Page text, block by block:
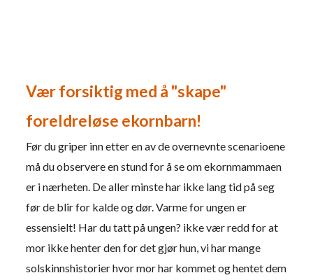
Vær forsiktig med å "skape"
foreldreløse ekornbarn!
Før du griper inn etter en av de overnevnte scenarioene
må du observere en stund for å se om ekornmammaen
er i nærheten. De aller minste har ikke lang tid på seg
før de blir for kalde og dør. Varme for ungen er
essensielt! Har du tatt på ungen? ikke vær redd for at
mor ikke henter den for det gjør hun, vi har mange
solskinnshistorier hvor mor har kommet og hentet dem